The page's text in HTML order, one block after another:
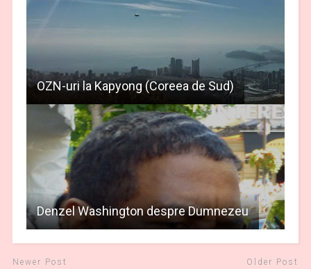
OZN-uri la Kapyong (Coreea de Sud)
Denzel Washington despre Dumnezeu
Newer Post Older Post